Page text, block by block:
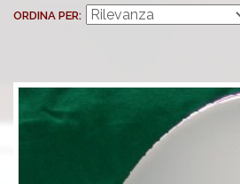
ORDINA PER